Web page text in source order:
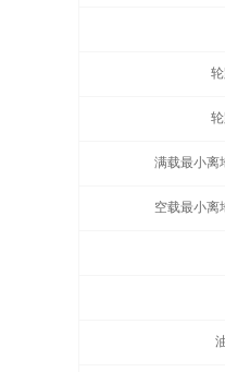
满载最小离
空载最小离